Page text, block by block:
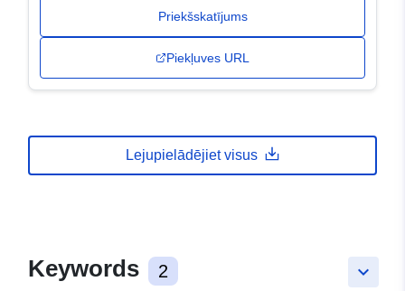
Priekšskatījums
Piekļuves URL
Lejupielādējiet visus
keyboard_arrow_down
Keywords 2